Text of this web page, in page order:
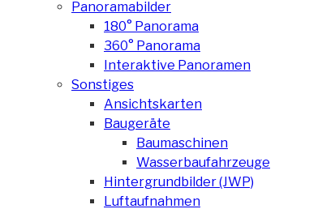
Panoramabilder
180° Panorama
360° Panorama
Interaktive Panoramen
Sonstiges
Ansichtskarten
Baugeräte
Baumaschinen
Wasserbaufahrzeuge
Hintergrundbilder (JWP)
Luftaufnahmen